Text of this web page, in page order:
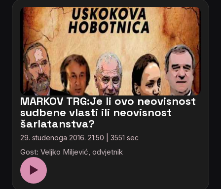
MARKOV TRG:Je li ovo neovisnost
sudbene vlasti ili neovisnost
šarlatanstva?
29. studenoga 2016. 21:50 | 3551 sec
Gost: Veljko Miljević, odvjetnik
▶